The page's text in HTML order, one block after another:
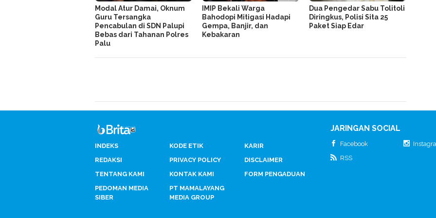
Modal Atur Damai, Oknum
Guru Tersangka
Pencabulan di SDN Palupi
Bebas dari Tahanan Polres
Palu
IMIP Bekali Warga
Bahodopi Mitigasi Hadapi
Gempa, Banjir, dan
Kebakaran
Dua Pengedar Sabu Tolitoli
Diringkus, Polisi Sita 25
Paket Siap Edar
INDEKS KODE ETIK
KARIR
REDAKSI
PRIVACY POLICY
DISCLAIMER
TENTANG KAMI
KONTAK KAMI
FORM PENGADUAN
PEDOMAN MEDIA
SIBER
PT MAMALAYANG
MEDIA GROUP
JARINGAN SOCIAL
Facebook
RSS